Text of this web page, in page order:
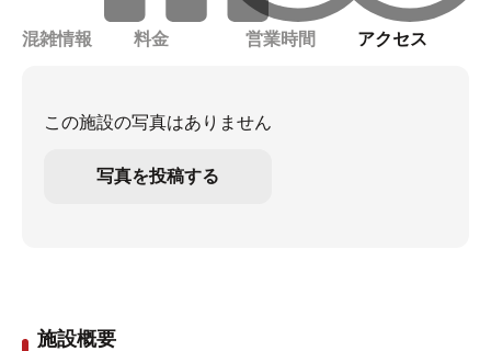
混雑情報 料金 営業時間 アクセス
この施設の写真はありません
写真を投稿する
施設概要